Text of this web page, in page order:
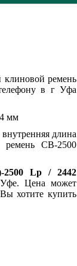
ремень
в г Уфа
мм
длина
ремень СВ-2500
2500 Lp / 2442
Уфе. Цена может
хотите купить